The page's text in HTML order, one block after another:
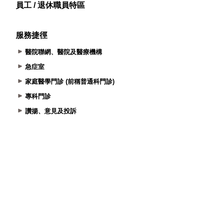
員工 / 退休職員特區
服務捷徑
醫院聯網、醫院及醫療機構
急症室
家庭醫學門診 (前稱普通科門診)
專科門診
讚揚、意見及投訴